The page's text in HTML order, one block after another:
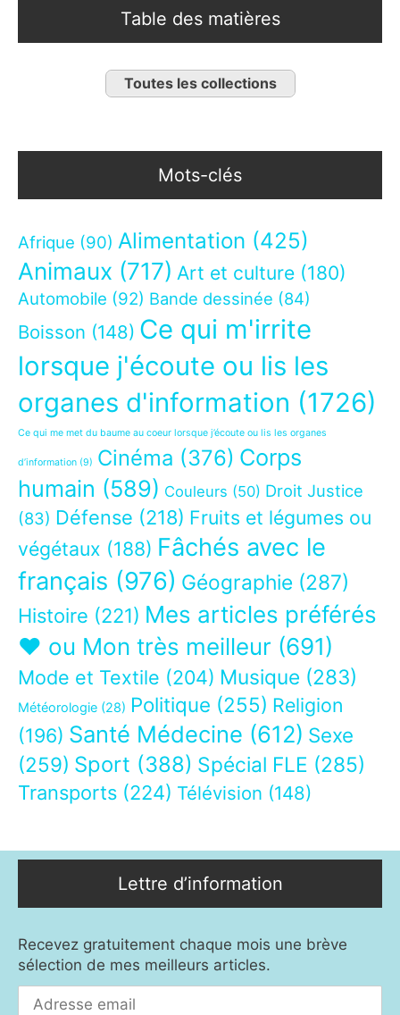
Table des matières
Toutes les collections
Mots-clés
Afrique (90) Alimentation (425)
Animaux (717) Art et culture (180)
Automobile (92) Bande dessinée (84)
Boisson (148) Ce qui m'irrite
lorsque j'écoute ou lis les
organes d'information (1726)
Ce qui me met du baume au coeur lorsque j’écoute ou lis les organes
d’information (9) Cinéma (376) Corps
humain (589) Couleurs (50) Droit Justice
(83) Défense (218) Fruits et légumes ou
végétaux (188) Fâchés avec le
français (976) Géographie (287)
Histoire (221) Mes articles préférés
❤ ou Mon très meilleur (691)
Mode et Textile (204) Musique (283)
Météorologie (28) Politique (255) Religion
(196) Santé Médecine (612) Sexe
(259) Sport (388) Spécial FLE (285)
Transports (224) Télévision (148)
Lettre d’information
Recevez gratuitement chaque mois une brève
sélection de mes meilleurs articles.